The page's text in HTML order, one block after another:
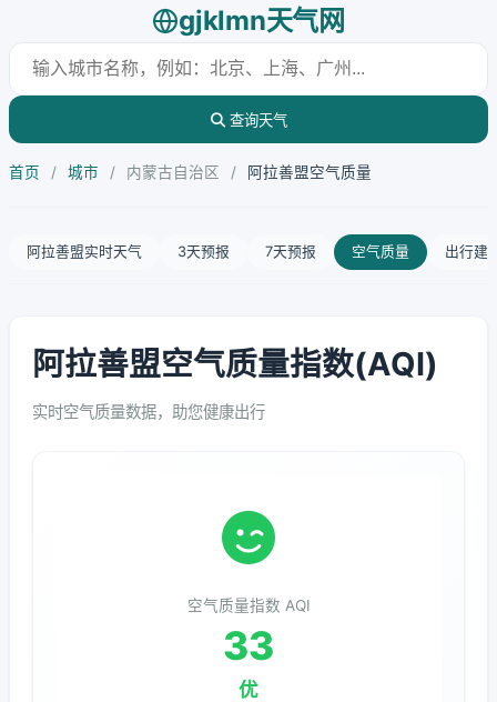
gjklmn天气网
查询天气
首页 / 城市 / 内蒙古自治区 / 阿拉善盟空气质量
阿拉善盟实时天气 3天预报 7天预报 空气质量 出行建
阿拉善盟空气质量指数(AQI)
实时空气质量数据，助您健康出行
空气质量指数 AQI
33
优